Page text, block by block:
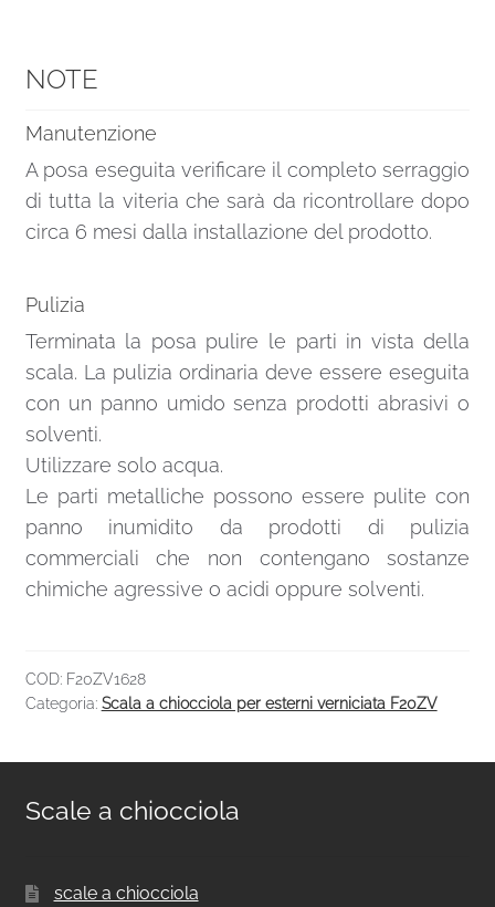
NOTE
Manutenzione
A posa eseguita verificare il completo serraggio
di tutta la viteria che sarà da ricontrollare dopo
circa 6 mesi dalla installazione del prodotto.
Pulizia
Terminata la posa pulire le parti in vista della
scala. La pulizia ordinaria deve essere eseguita
con un panno umido senza prodotti abrasivi o
solventi.
Utilizzare solo acqua.
Le parti metalliche possono essere pulite con
panno inumidito da prodotti di pulizia
commerciali che non contengano sostanze
chimiche agressive o acidi oppure solventi.
COD: F20ZV1628
Categoria: Scala a chiocciola per esterni verniciata F20ZV
Scale a chiocciola
scale a chiocciola